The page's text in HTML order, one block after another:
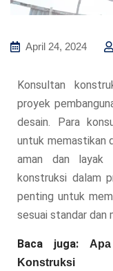
April 24, 2024
Konsultan
proyek
desain. Para
untuk memastikan
aman dan layak
konstruksi dalam
penting untuk
sesuai standar dan
Baca juga:
Konstruksi